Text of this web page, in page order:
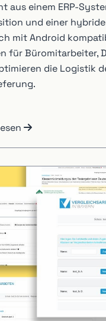
aus einem ERP-
und einer
mit Android
für Büromitarbeiter,
die Logistik